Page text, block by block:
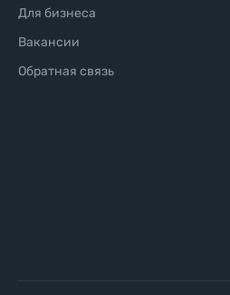
Для бизнеса
Вакансии
Обратная связь